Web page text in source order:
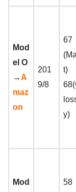
Mod
el O
→A
maz
on
201
9/8
67
t)
y)
Mod
58